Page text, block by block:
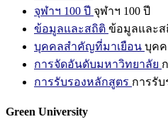
จุฬาฯ 100 ปี จุฬาฯ 100 ปี
ข้อมูลและสถิติ ข้อมูลและส
บุคคลสำคัญที่มาเยือน บุค
การจัดอันดับมหาวิทยาลัย
การรับรองหลักสูตร การรั
Green University